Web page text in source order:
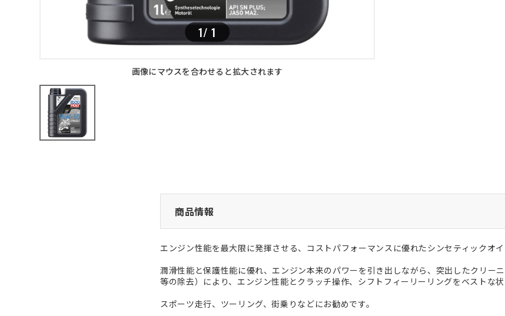
1/1
画像にマウスを合わせると拡大されます
商品情報
エンジン性能を最大限に発揮させる、コストパフォーマンスに優れたシンセティックオイ
潤滑性能と保護性能に優れ、エンジン本来のパワーを引き出しながら、突出したクリー
等の除去）により、エンジン性能とクラッチ操作、シフトフィーリーリングをベストな状
スポーツ走行、ツーリング、街乗りなどにお勧めです。